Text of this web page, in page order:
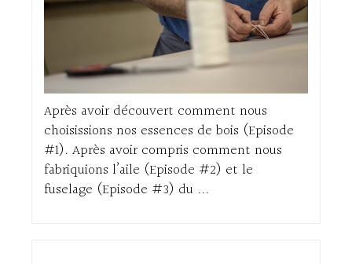
Après avoir découvert comment nous
choisissions nos essences de bois (Episode
#1). Après avoir compris comment nous
fabriquions l’aile (Episode #2) et le
fuselage (Episode #3) du ...